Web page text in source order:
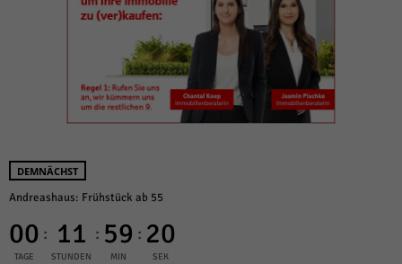
DEMNÄCHST
Andreashaus: Frühstück ab 55
00
TAGE
: 11
STUNDEN
: 59
MIN
: 19
SEK